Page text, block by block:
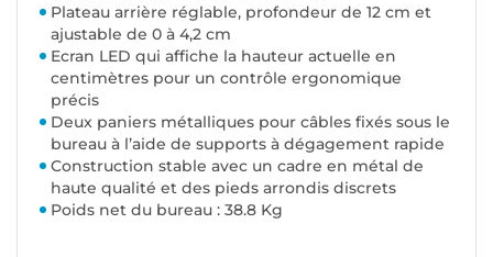
Plateau arrière réglable, profondeur de 12 cm et
ajustable de 0 à 4,2 cm
Ecran LED qui affiche la hauteur actuelle en
centimètres pour un contrôle ergonomique
précis
Deux paniers métalliques pour câbles fixés sous le
bureau à l’aide de supports à dégagement rapide
Construction stable avec un cadre en métal de
haute qualité et des pieds arrondis discrets
Poids net du bureau : 38.8 Kg